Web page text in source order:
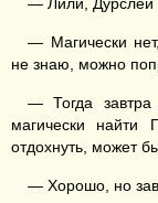
— Магически
не знаю, можно
— Тогда
магически найти
отдохнуть, может
— Хорошо, но